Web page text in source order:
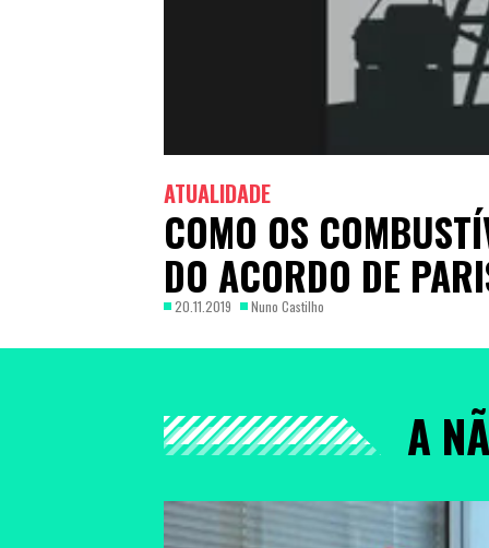
ATUALIDADE
COMO OS
DO ACORDO DE
20.11.2019 Nuno Castilho
A